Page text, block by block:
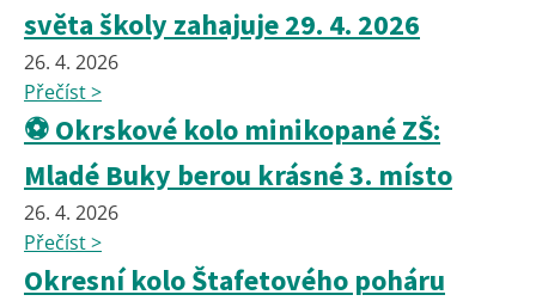
světa školy zahajuje 29. 4. 2026
26. 4. 2026
Přečíst >
⚽ Okrskové kolo minikopané ZŠ:
Mladé Buky berou krásné 3. místo
26. 4. 2026
Přečíst >
Okresní kolo Štafetového poháru